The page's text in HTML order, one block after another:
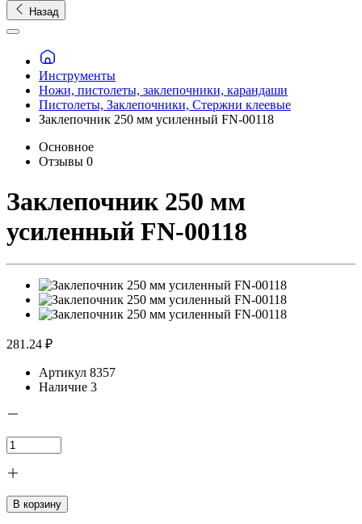
Назад
Инструменты
Ножи, пистолеты, заклепочники, карандаши
Пистолеты, Заклепочники, Стержни клеевые
Заклепочник 250 мм усиленный FN-00118
Основное
Отзывы 0
Заклепочник 250 мм
усиленный FN-00118
281.24 ₽
Артикул 8357
Наличие 3
В корзину